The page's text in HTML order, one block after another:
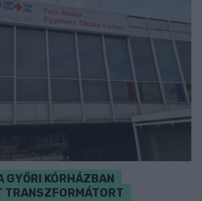
GYŐRI KÓRHÁZBAN
TRANSZFORMÁTORT